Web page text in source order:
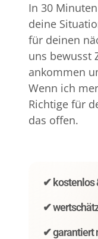
In 30
deine
für deinen
uns bewusst
ankommen
Wenn ich
Richtige für
das offen.
✔ kostenlos
✔
✔ garantiert